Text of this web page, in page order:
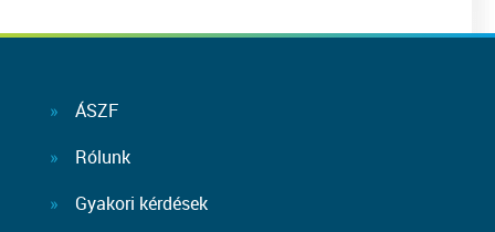
ÁSZF
Rólunk
Gyakori kérdések